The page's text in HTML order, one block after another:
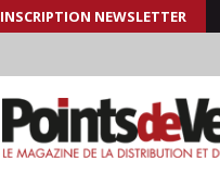
INSCRIPTION NEWSLETTER